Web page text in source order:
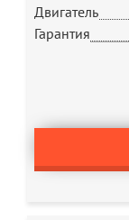
Двигатель
Гарантия